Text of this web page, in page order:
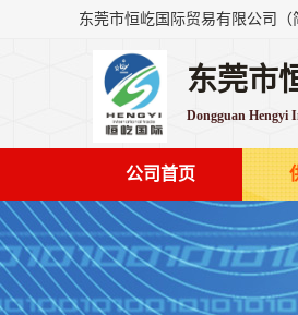
东莞市
Dongguan Hengyi
公司首页